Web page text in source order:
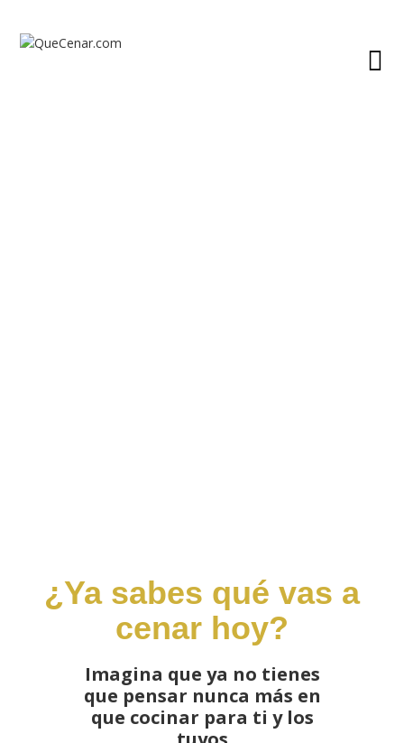
¿Ya sabes qué vas a
cenar hoy?
Imagina que ya no tienes
que pensar nunca más en
que cocinar para ti y los